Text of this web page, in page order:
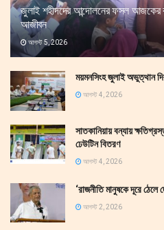
জুলাই শহীদদের আন্দোলনের ফসল আজকের
আজীবন
আগস্ট 5, 2026
ময়মনসিংহ জুলাই অভুত্থান
আগস্ট 4, 2026
সাতকানিয়ায় বন্যায়
ঢেউটিন বিতরণ
আগস্ট 4, 2026
‘রাজনীতি মানুষকে দূরে ঠেলে
আগস্ট 2, 2026